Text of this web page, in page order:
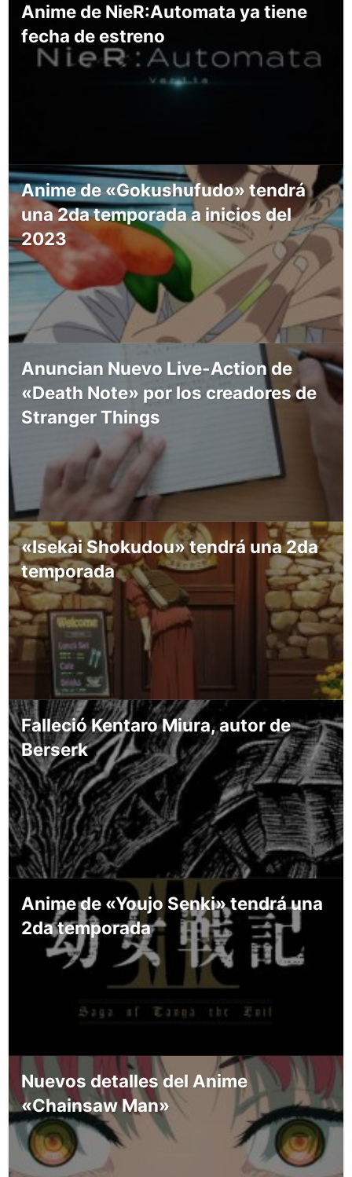
Anime de NieR:Automata ya tiene
fecha de estreno
Anime de «Gokushufudo» tendrá
una 2da temporada a inicios del
2023
Anuncian Nuevo Live-Action de
«Death Note» por los creadores de
Stranger Things
«Isekai Shokudou» tendrá una 2da
temporada
Falleció Kentaro Miura, autor de
Berserk
Anime de «Youjo Senki» tendrá una
2da temporada
Nuevos detalles del Anime
«Chainsaw Man»